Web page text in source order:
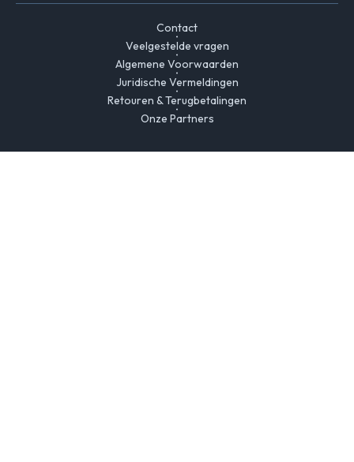
Contact
Veelgestelde vragen
Algemene Voorwaarden
Juridische Vermeldingen
Retouren & Terugbetalingen
Onze Partners